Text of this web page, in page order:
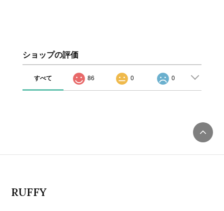
ショップの評価
すべて 86 0 0
RUFFY